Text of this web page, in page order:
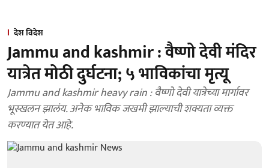
देश विदेश
Jammu and kashmir : वैष्णो देवी मंदिर
यात्रेत मोठी दुर्घटना; ५ भाविकांचा मृत्यू
Jammu and kashmir heavy rain : वैष्णो देवी यात्रेच्या मार्गावर
भूस्खलन झालंय. अनेक भाविक जखमी झाल्याची शक्यता व्यक्त
करण्यात येत आहे.